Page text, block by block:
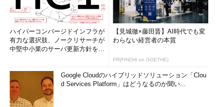
ハイパーコンバージドインフラが
有力な選択肢、ノークリサーチが
中堅中小業のサーバ更新方針を調
【見城徹×藤田晋】AI時代でも変
わらない経営者の本質
PR(FINCHI on GOETHE)
Google Cloudのハイブリッドソリューション「Clou
d Services Platform」はどうなるのか聞い...